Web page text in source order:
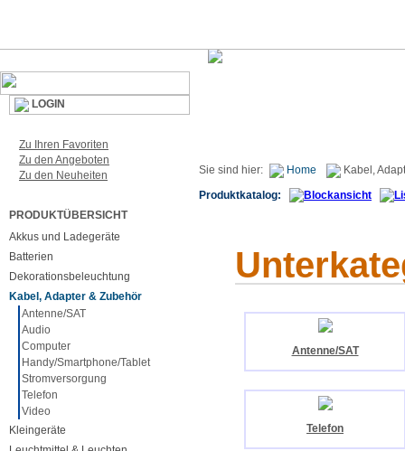
LOGIN
Zu Ihren Favoriten
Zu den Angeboten
Zu den Neuheiten
PRODUKTÜBERSICHT
Akkus und Ladegeräte
Batterien
Dekorationsbeleuchtung
Kabel, Adapter & Zubehör
Antenne/SAT
Audio
Computer
Handy/Smartphone/Tablet
Stromversorgung
Telefon
Video
Kleingeräte
Sie sind hier: Home
Kabel,
Produktkatalog:
Antenne/SAT
Telefon